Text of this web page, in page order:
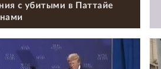
с убитыми в Паттайе